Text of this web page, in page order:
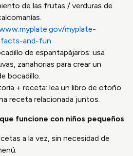
de las frutas / verduras de
myplate-
and-fun
de espantapájaros: usa
zanahorias para crear un
bocadillo.
+ receta: lea un libro de otoño
receta relacionada juntos.
funcione con niños pequeños
a la vez, sin necesidad de